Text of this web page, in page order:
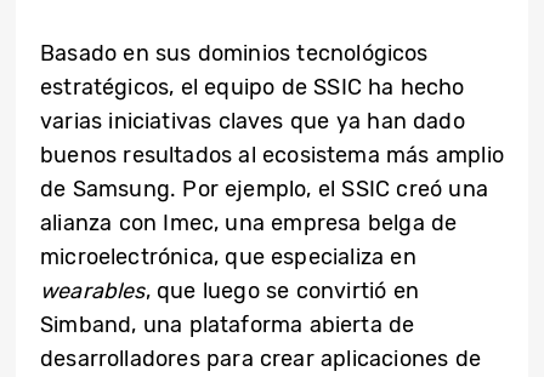
Basado en sus dominios tecnológicos
estratégicos, el equipo de SSIC ha hecho
varias iniciativas claves que ya han dado
buenos resultados al ecosistema más amplio
de Samsung. Por ejemplo, el SSIC creó una
alianza con Imec, una empresa belga de
microelectrónica, que especializa en
wearables, que luego se convirtió en
Simband, una plataforma abierta de
desarrolladores para crear aplicaciones de